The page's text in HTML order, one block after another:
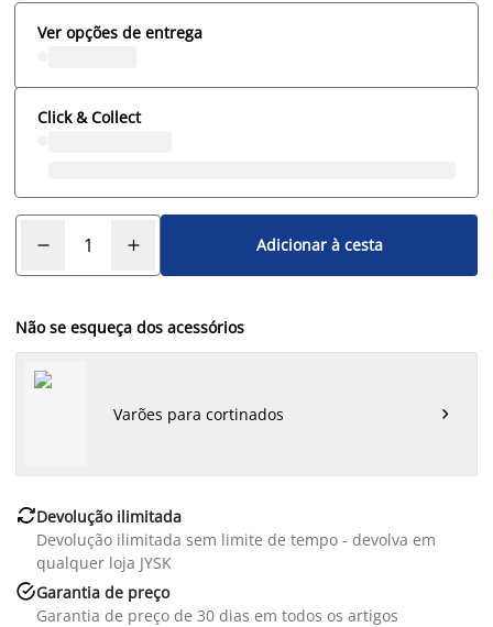
Ver opções de entrega
Click & Collect
Adicionar à cesta
Não se esqueça dos acessórios
Varões para cortinados 
Devolução ilimitada
Devolução ilimitada sem limite de tempo - devolva em
qualquer loja JYSK
Garantia de preço
Garantia de preço de 30 dias em todos os artigos